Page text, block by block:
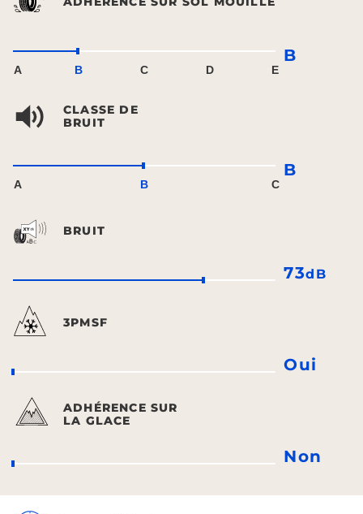
A B C D E
B
CLASSE DE
BRUIT
A B C
B
BRUIT
73dB
3PMSF
Oui
ADHÉRENCE SUR
LA GLACE
Non